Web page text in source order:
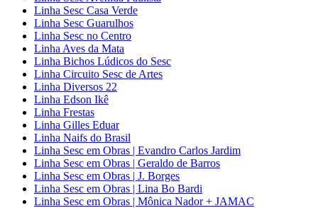
Linha Sesc Casa Verde
Linha Sesc Guarulhos
Linha Sesc no Centro
Linha Aves da Mata
Linha Bichos Lúdicos do Sesc
Linha Circuito Sesc de Artes
Linha Diversos 22
Linha Edson Ikê
Linha Frestas
Linha Gilles Eduar
Linha Naifs do Brasil
Linha Sesc em Obras | Evandro Carlos Jardim
Linha Sesc em Obras | Geraldo de Barros
Linha Sesc em Obras | J. Borges
Linha Sesc em Obras | Lina Bo Bardi
Linha Sesc em Obras | Mônica Nador + JAMAC